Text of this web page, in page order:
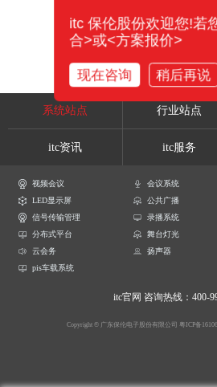
系统站点 行业站点
itc资讯 itc服务
视频会议 会议系统
LED显示屏
公共广播
信号传输管理
录播系统
分布式平台
舞台灯光
云会务
扬声器
pis车载系统
itc官网 咨询热线：400-
Copyright © 广东保伦电子股份有限公司 粤ICP备
itc 保伦股份欢迎您!若
合>或<方案报价>
现在咨询 稍后再说